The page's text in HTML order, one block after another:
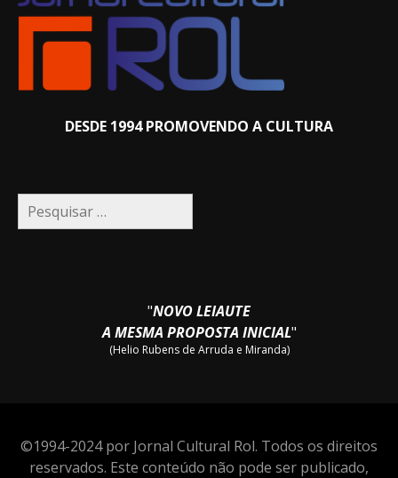
DESDE 1994 PROMOVENDO A CULTURA
Pesquisar
por:
"NOVO LEIAUTE
A MESMA PROPOSTA INICIAL"
(Helio Rubens de Arruda e Miranda)
©1994-2024 por Jornal Cultural Rol. Todos os direitos
reservados. Este conteúdo não pode ser publicado,